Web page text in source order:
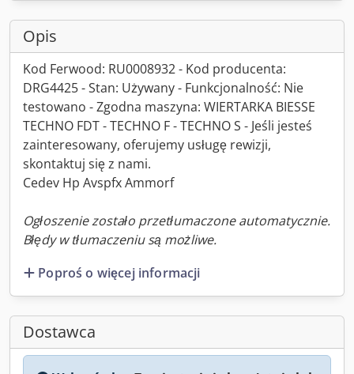
Opis
Kod Ferwood: RU0008932 - Kod producenta:
DRG4425 - Stan: Używany - Funkcjonalność: Nie
testowano - Zgodna maszyna: WIERTARKA BIESSE
TECHNO FDT - TECHNO F - TECHNO S - Jeśli jesteś
zainteresowany, oferujemy usługę rewizji,
skontaktuj się z nami.
Cedev Hp Avspfx Ammorf
Ogłoszenie zostało przetłumaczone automatycznie.
Błędy w tłumaczeniu są możliwe.
Poproś o więcej informacji
Dostawca